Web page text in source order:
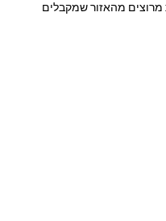
מרוצים מהאזור שמקבלים